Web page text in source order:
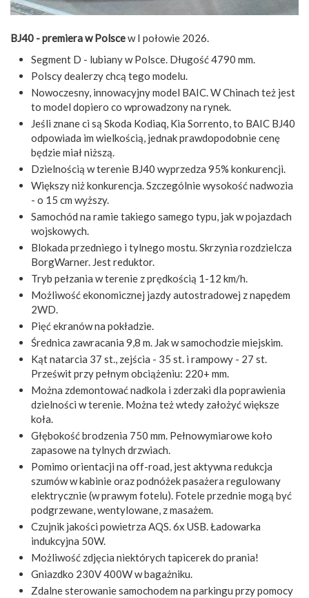
BJ40 - premiera w Polscew I połowie 2026.
Segment D - lubiany w Polsce. Długość 4790 mm.
Polscy dealerzy chcą tego modelu.
Nowoczesny, innowacyjny model BAIC. W Chinach też jest
to model dopiero co wprowadzony na rynek.
Jeśli znane ci są Skoda Kodiaq, Kia Sorrento, to BAIC BJ40
odpowiada im wielkością, jednak prawdopodobnie cenę
będzie miał niższą.
Dzielnością w terenie BJ40 wyprzedza 95% konkurencji.
Większy niż konkurencja. Szczególnie wysokość nadwozia
- o 15 cm wyższy.
Samochód na ramie takiego samego typu, jak w pojazdach
wojskowych.
Blokada przedniego i tylnego mostu. Skrzynia rozdzielcza
BorgWarner. Jest reduktor.
Tryb pełzania w terenie z prędkością 1-12 km/h.
Możliwość ekonomicznej jazdy autostradowej z napędem
2WD.
Pięć ekranów na pokładzie.
Średnica zawracania 9,8 m. Jak w samochodzie miejskim.
Kąt natarcia 37 st., zejścia - 35 st. i rampowy - 27 st.
Prześwit przy pełnym obciążeniu: 220+ mm.
Można zdemontować nadkola i zderzaki dla poprawienia
dzielności w terenie. Można też wtedy założyć większe
koła.
Głębokość brodzenia 750 mm. Pełnowymiarowe koło
zapasowe na tylnych drzwiach.
Pomimo orientacji na off-road, jest aktywna redukcja
szumów w kabinie oraz podnóżek pasażera regulowany
elektrycznie (w prawym fotelu). Fotele przednie mogą być
podgrzewane, wentylowane, z masażem.
Czujnik jakości powietrza AQS. 6x USB. Ładowarka
indukcyjna 50W.
Możliwość zdjęcia niektórych tapicerek do prania!
Gniazdko 230V 400W w bagażniku.
Zdalne sterowanie samochodem na parkingu przy pomocy